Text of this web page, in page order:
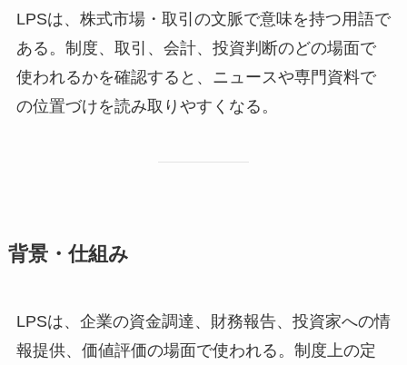
LPSは、株式市場・取引の文脈で意味を持つ用語で
ある。制度、取引、会計、投資判断のどの場面で
使われるかを確認すると、ニュースや専門資料で
の位置づけを読み取りやすくなる。
背景・仕組み
LPSは、企業の資金調達、財務報告、投資家への情
報提供、価値評価の場面で使われる。制度上の定